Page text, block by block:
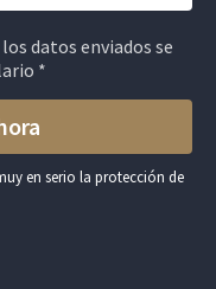
datos enviados se
*
en serio la protección de